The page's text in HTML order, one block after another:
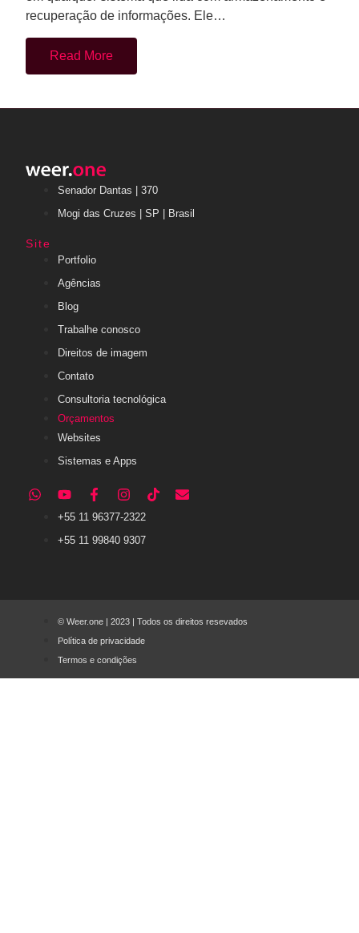
recuperação de informações. Ele…
Read More
Senador Dantas | 370
Mogi das Cruzes | SP | Brasil
Site
Portfolio
Agências
Blog
Trabalhe conosco
Direitos de imagem
Contato
Consultoria tecnológica
Orçamentos
Websites
Sistemas e Apps
+55 11 96377-2322
+55 11 99840 9307
© Weer.one | 2023 | Todos os direitos resevados
Política de privacidade
Termos e condições